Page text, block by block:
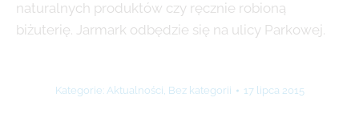
naturalnych produktów czy ręcznie robioną
biżuterię. Jarmark odbędzie się na ulicy Parkowej.
Kategorie: Aktualności, Bez kategorii 17 lipca 2015